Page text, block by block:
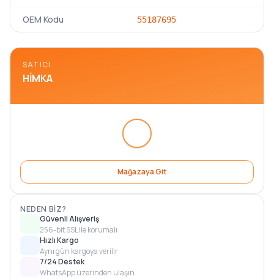
OEM Kodu 55187695
SATICI
HIMKA
Mağazaya Git
NEDEN BIZ?
Güvenli Alışveriş
256-bit SSL ile korumalı
Hızlı Kargo
Aynı gün kargoya verilir
7/24 Destek
WhatsApp üzerinden ulaşın